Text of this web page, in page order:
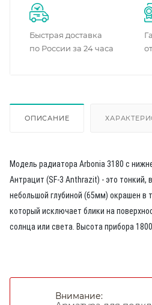
Быстрая доставка
по России за 24 часа
ОПИСАНИЕ
Модель радиатора Arbonia 3180 с
Антрацит (SF-3 Anthrazit) - это тонкий,
небольшой глубиной (65мм) окрашен в
который исключает блики на
солнца или света. Высота прибора
Внимание: